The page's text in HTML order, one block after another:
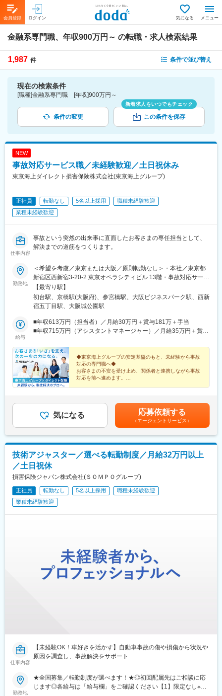
会員登録 ログイン 気になる メニュー
金融系専門職、年収900万円～ の転職・求人検索結果
1,987 件 条件で並び替え
現在の検索条件
[職種]金融系専門職 [年収]900万円～
条件の変更
新着求人をいつでもチェック
この条件を保存
NEW
事故対応サービス職／未経験歓迎／土日祝休み
東京海上ダイレクト損害保険株式会社(東京海上グループ)
正社員 転勤なし 5名以上採用
職種未経験歓迎
業種未経験歓迎
仕事内容
事故という突然の出来事に直面したお客さまの専任担当として、
解決までの道筋をつくります。
勤務地
＜希望を考慮／東京または大阪／原則転勤なし＞・本社／東京都
新宿区西新宿3-20-2 東京オペラシティビル 13階・事故対応サービ
ス第2部／大阪府大阪市中央区城見2-2-53※在宅勤務応相談※受動
喫煙対策あり：屋内全面禁煙
【最寄り駅】
初台駅、京橋駅(大阪府)、参宮橋駅、大阪ビジネスパーク駅、西新
宿五丁目駅、大阪城公園駅
給与
■年収613万円（担当者）／月給30万円＋賞与181万＋手当
■年収715万円（アシスタントマネージャー）／月給35万円＋賞与
◆東京海上グループの安定基盤のもと、未経験から事故
対応の専門職へ◆
お客さまの不安を受け止め、関係者と連携しながら事故
対応を前へ進めます。
◎研修・チーム支援充実
◎磨ける専門性
気になる 応募依頼する
（エージェントサービス）
技術アジャスター／選べる転勤制度／月給32万円以上
／土日祝休
損害保険ジャパン株式会社(ＳＯＭＰＯグループ)
正社員 転勤なし 5名以上採用
職種未経験歓迎
業種未経験歓迎
仕事内容
【未経験OK！車好きを活かす】自動車事故の傷や損傷から状況や
原因を調査し、事故解決をサポート
勤務地
★全国募集／転勤制度が選べます！★◎初回配属先はご相談に応
じます◎各給与は「給与欄」をご確認ください【1】限定なし※全